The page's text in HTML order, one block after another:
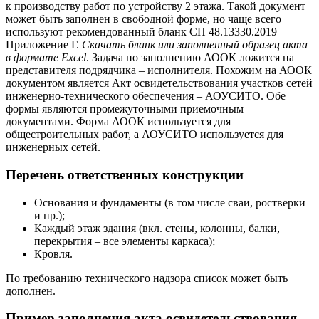
к производству работ по устройству 2 этажа. Такой документ
может быть заполнен в свободной форме, но чаще всего
используют рекомендованный бланк СП 48.13330.2019
Приложение Г. Скачать бланк или заполненный образец акта
в формате Excel. Задача по заполнению АООК ложится на
представителя подрядчика – исполнителя. Похожим на АООК
документом является Акт освидетельствования участков сетей
инженерно-технического обеспечения – АОУСИТО. Обе
формы являются промежуточными приемочным
документами. Форма АООК используется для
общестроительных работ, а АОУСИТО используется для
инженерных сетей.
Перечень ответственных конструкции
Основания и фундаменты (в том числе сваи, ростверки
и пр.);
Каждый этаж здания (вкл. стены, колонны, балки,
перекрытия – все элементы каркаса);
Кровля.
По требованию технического надзора список может быть
дополнен.